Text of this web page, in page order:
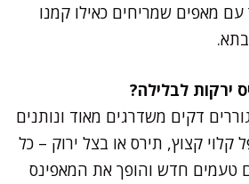
מאפים שמריחים כאילו קמנו
דקים משדרגים מאוד ונותנים
קלוי קצוץ, תירס או בצל ירוק – כל
טעמים חדש והופך את המאפינס